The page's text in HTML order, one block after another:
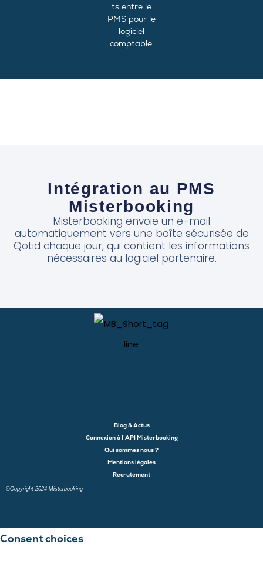
ts entre le
PMS pour le
logiciel
comptable.
Intégration au PMS
Misterbooking
Misterbooking envoie un e-mail
automatiquement vers une boîte sécurisée de
Qotid chaque jour, qui contient les informations
nécessaires au logiciel partenaire.
Blog & Actus
Connexion à l’API Misterbooking
Qui sommes nous ?
Mentions légales
Recrutement
©Copyright 2024 Misterbooking
Launch login modal
Launch register modal
Consent choices